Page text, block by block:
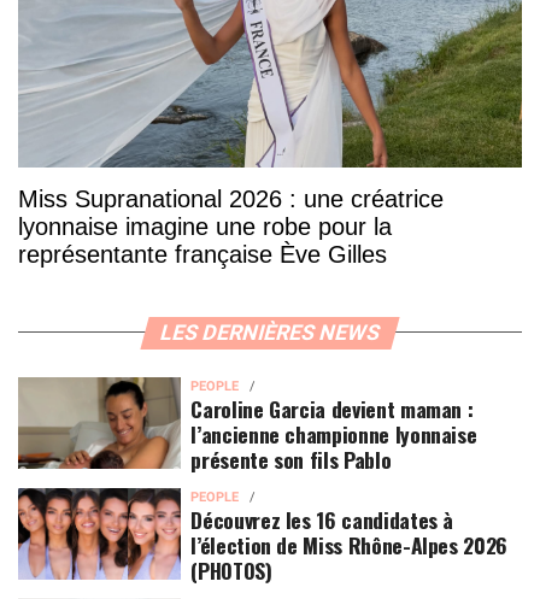
Miss Supranational 2026 : une créatrice
lyonnaise imagine une robe pour la
représentante française Ève Gilles
LES DERNIÈRES NEWS
PEOPLE
Caroline Garcia devient maman :
l’ancienne championne lyonnaise
présente son fils Pablo
PEOPLE
Découvrez les 16 candidates à
l’élection de Miss Rhône-Alpes 2026
(PHOTOS)